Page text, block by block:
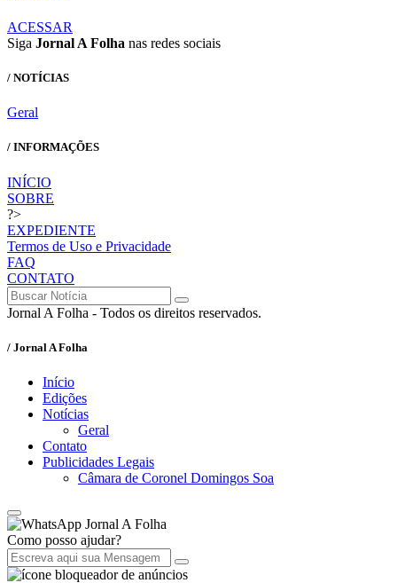
ACESSAR
Siga Jornal A Folha nas redes sociais
/ NOTÍCIAS
Geral
/ INFORMAÇÕES
INÍCIO
SOBRE
?>
EXPEDIENTE
Termos de Uso e Privacidade
FAQ
CONTATO
Jornal A Folha - Todos os direitos reservados.
/ Jornal A Folha
Início
Edições
Notícias
Geral
Contato
Publicidades Legais
Câmara de Coronel Domingos Soa
Jornal A Folha
Como posso ajudar?